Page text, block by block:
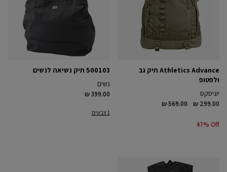
Athletics Advance תיק גב
ולפטופ
יוניסקס
Price reduced from
₪ 569.00 to₪ 299.00
47% Off
500103 תיק נשיאה לנשים
נשים
₪ 399.00
1 צבעים